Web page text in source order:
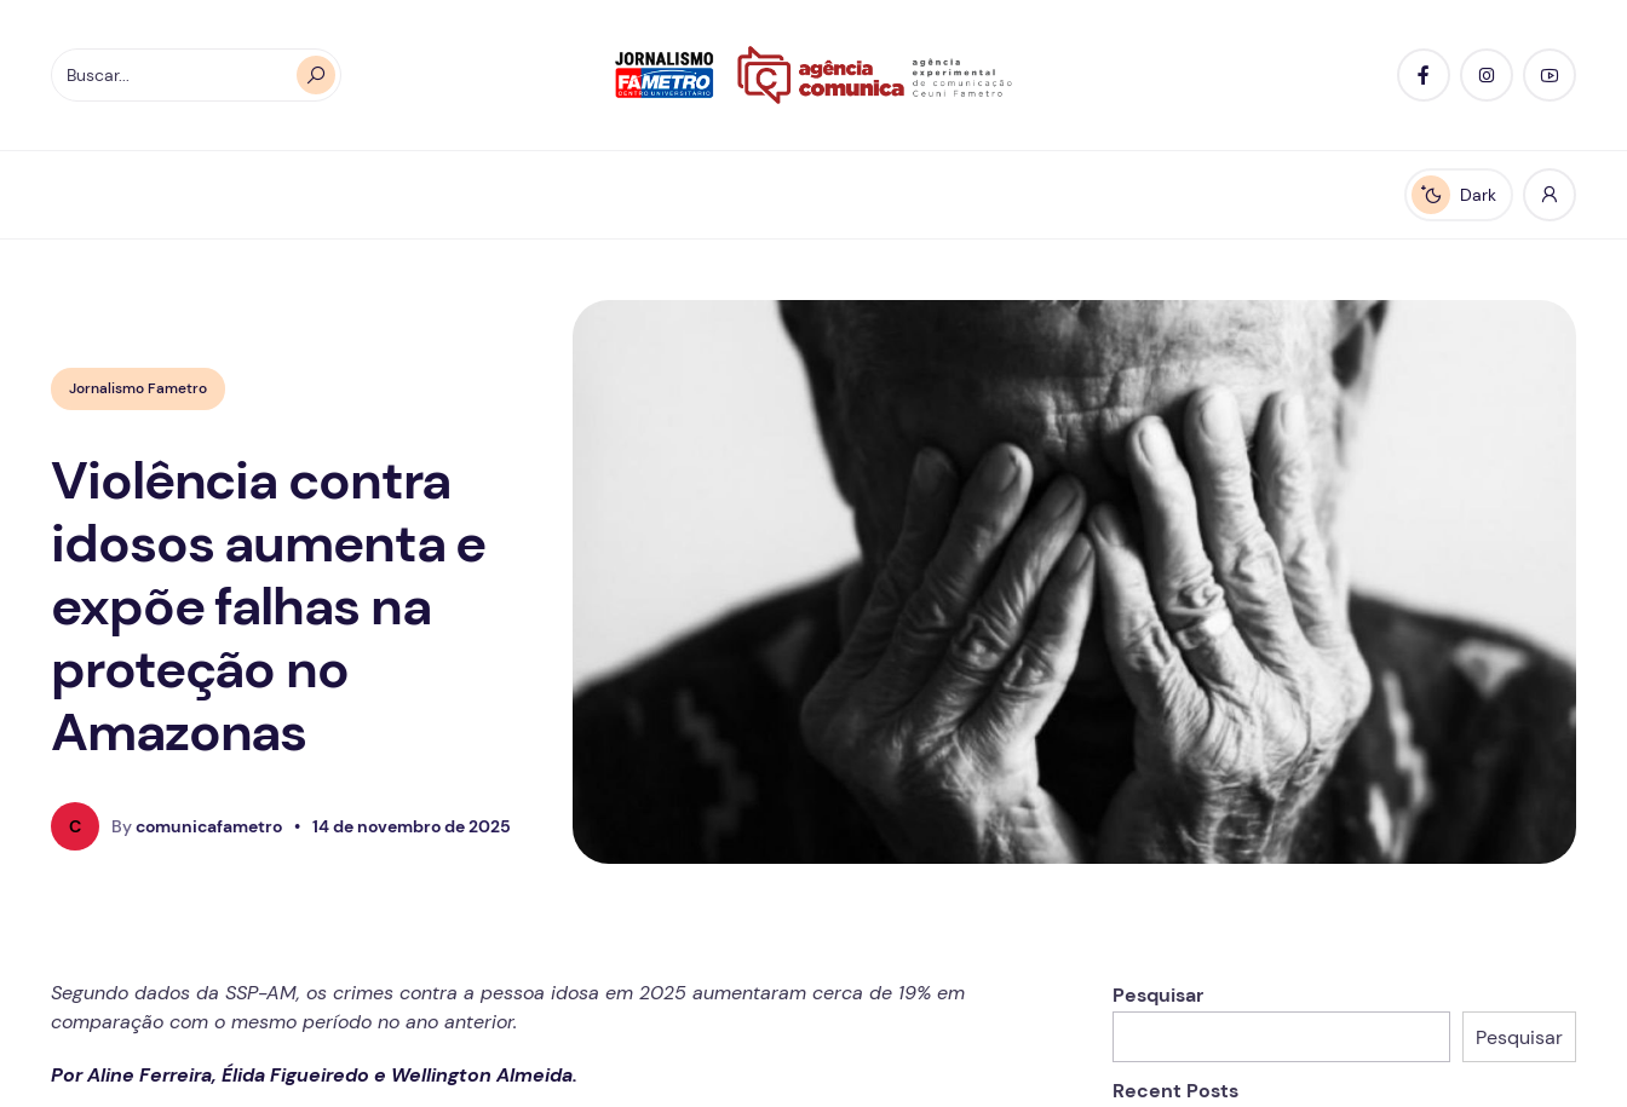
Enable dark mode
Dark
Jornalismo Fametro
Violência contra
idosos aumenta e
expõe falhas na
proteção no
Amazonas
C Bycomunicafametro • 14 de novembro de 2025
Segundo dados da SSP-AM, os crimes contra a pessoa idosa em 2025 aumentaram cerca de 19% em
comparação com o mesmo período no ano anterior.
Por Aline Ferreira, Élida Figueiredo e Wellington Almeida.
Pesquisar
Pesquisar
Recent Posts